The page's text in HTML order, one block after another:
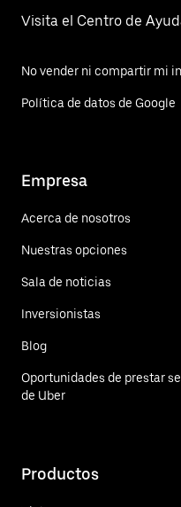
Visita el Centro de
No vender ni compartir mi
Política de datos de Google
Empresa
Acerca de nosotros
Nuestras opciones
Sala de noticias
Inversionistas
Blog
Oportunidades de prestar
de Uber
Productos